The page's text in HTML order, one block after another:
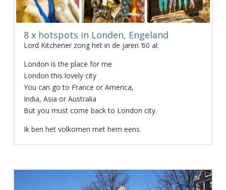
8 x hotspots in Londen, Engeland
Lord Kitchener zong het in de jaren ’60 al:
London is the place for me
London this lovely city
You can go to France or America,
India, Asia or Australia
But you must come back to London city.
Ik ben het volkomen met hem eens.